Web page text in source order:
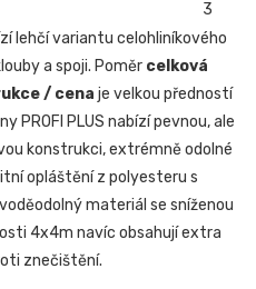
lehčí variantu celohliníkového
a spoji. Poměr celková
/ cenaje velkou předností
PLUS nabízí pevnou, ale
konstrukci, extrémně odolné
opláštění z polyesteru s
materiál se sníženou
4x4m navíc obsahují extra
znečištění.